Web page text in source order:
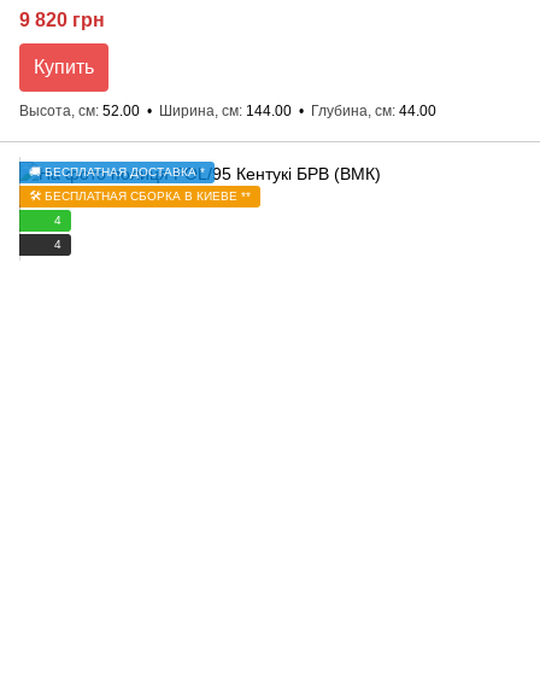
9 820 грн
Купить
Высота, см 52.00 Ширина, см 144.00 Глубина, см 44.00
🚚 БЕСПЛАТНАЯ ДОСТАВКА *
🛠️ БЕСПЛАТНАЯ СБОРКА В КИЕВЕ **
4
4